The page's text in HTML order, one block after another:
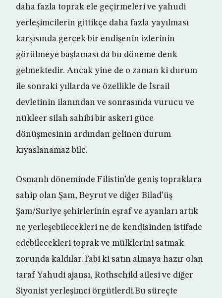
daha fazla toprak ele geçirmeleri ve yahudi
yerleşimcilerin gittikçe daha fazla yayılması
karşısında gerçek bir endişenin izlerinin
görülmeye başlaması da bu döneme denk
gelmektedir. Ancak yine de o zaman ki durum
ile sonraki yıllarda ve özellikle de İsrail
devletinin ilanından ve sonrasında vurucu ve
nükleer silah sahibi bir askeri güce
dönüşmesinin ardından gelinen durum
kıyaslanamaz bile.
Osmanlı döneminde Filistin’de geniş topraklara
sahip olan Şam, Beyrut ve diğer Bilad’üş
Şam/Suriye şehirlerinin eşraf ve ayanları artık
ne yerleşebilecekleri ne de kendisinden istifade
edebilecekleri toprak ve mülklerini satmak
zorunda kaldılar.Tabi ki satın almaya hazır olan
taraf Yahudi ajansı, Rothschild ailesi ve diğer
Siyonist yerleşimci örgütlerdi.Bu süreçte